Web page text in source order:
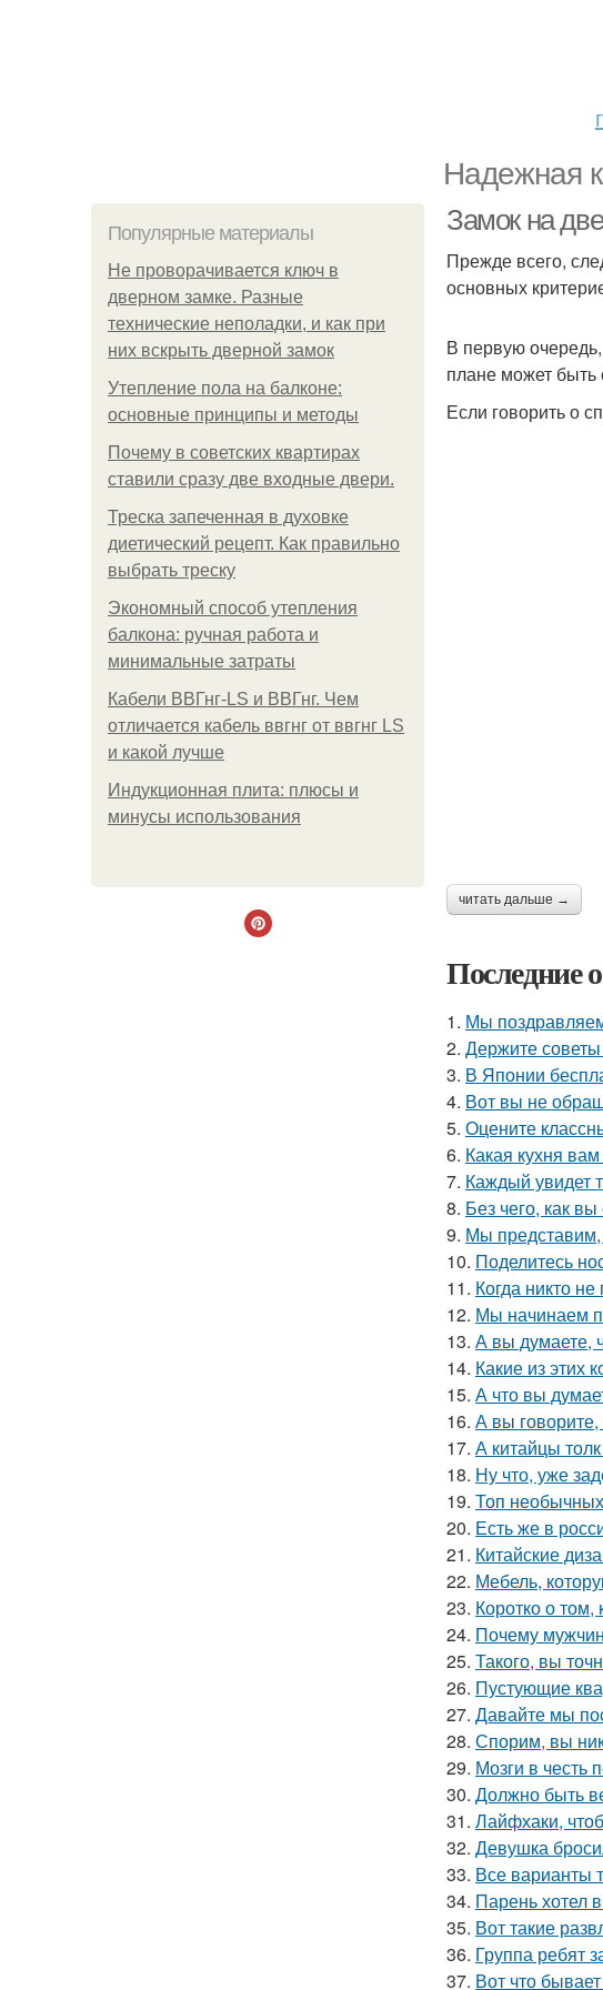
Надежная
Популярные материалы
Не проворачивается ключ в
дверном замке. Разные
технические неполадки, и как при
них вскрыть дверной замок
Утепление пола на балконе:
основные принципы и методы
Почему в советских квартирах
ставили сразу две входные двери.
Треска запеченная в духовке
диетический рецепт. Как правильно
выбрать треску
Экономный способ утепления
балкона: ручная работа и
минимальные затраты
Кабели ВВГнг-LS и ВВГнг. Чем
отличается кабель ввгнг от ввгнг LS
и какой лучше
Индукционная плита: плюсы и
минусы использования
Замок на
Прежде всего,
основных
В первую
плане может
Если говорить о
читать дальше →
Последние
1. Мы
2. Держите
3. В Японии
4. Вот вы не
5. Оцените
6. Какая кухня
7. Каждый увидет
8. Без чего, как
9. Мы представим,
10. Поделитесь
11. Когда никто
12. Мы начинаем
13. А вы думаете,
14. Какие из этих
15. А что вы
16. А вы
17. А китайцы
18. Ну что, уже
19. Топ
20. Есть же в
21. Китайские
22. Мебель,
23. Коротко о том,
24. Почему
25. Такого, вы
26. Пустующие
27. Давайте мы
28. Спорим, вы
29. Мозги в честь
30. Должно быть
31. Лайфхаки,
32. Девушка
33. Все варианты
34. Парень хотел
35. Вот такие
36. Группа ребят
37. Вот что